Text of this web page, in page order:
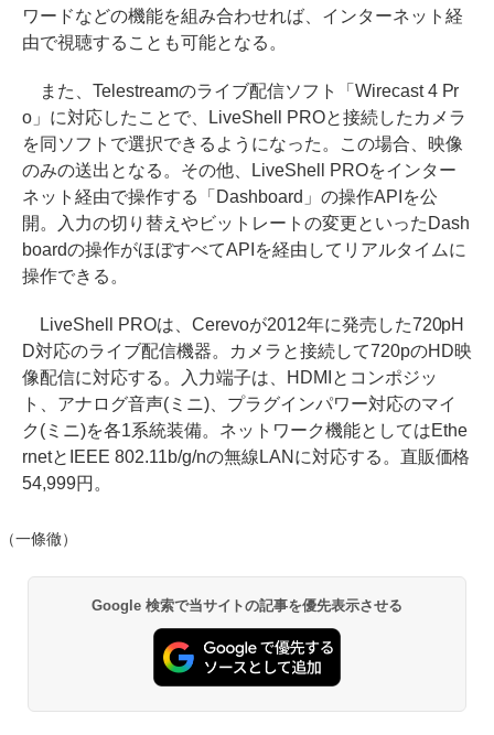
ワードなどの機能を組み合わせれば、インターネット経
由で視聴することも可能となる。
また、Telestreamのライブ配信ソフト「Wirecast 4 Pr
o」に対応したことで、LiveShell PROと接続したカメラ
を同ソフトで選択できるようになった。この場合、映像
のみの送出となる。その他、LiveShell PROをインター
ネット経由で操作する「Dashboard」の操作APIを公
開。入力の切り替えやビットレートの変更といったDash
boardの操作がほぼすべてAPIを経由してリアルタイムに
操作できる。
LiveShell PROは、Cerevoが2012年に発売した720pH
D対応のライブ配信機器。カメラと接続して720pのHD映
像配信に対応する。入力端子は、HDMIとコンポジッ
ト、アナログ音声(ミニ)、プラグインパワー対応のマイ
ク(ミニ)を各1系統装備。ネットワーク機能としてはEthe
rnetとIEEE 802.11b/g/nの無線LANに対応する。直販価格
54,999円。
（一條徹）
Google 検索で当サイトの記事を優先表示させる